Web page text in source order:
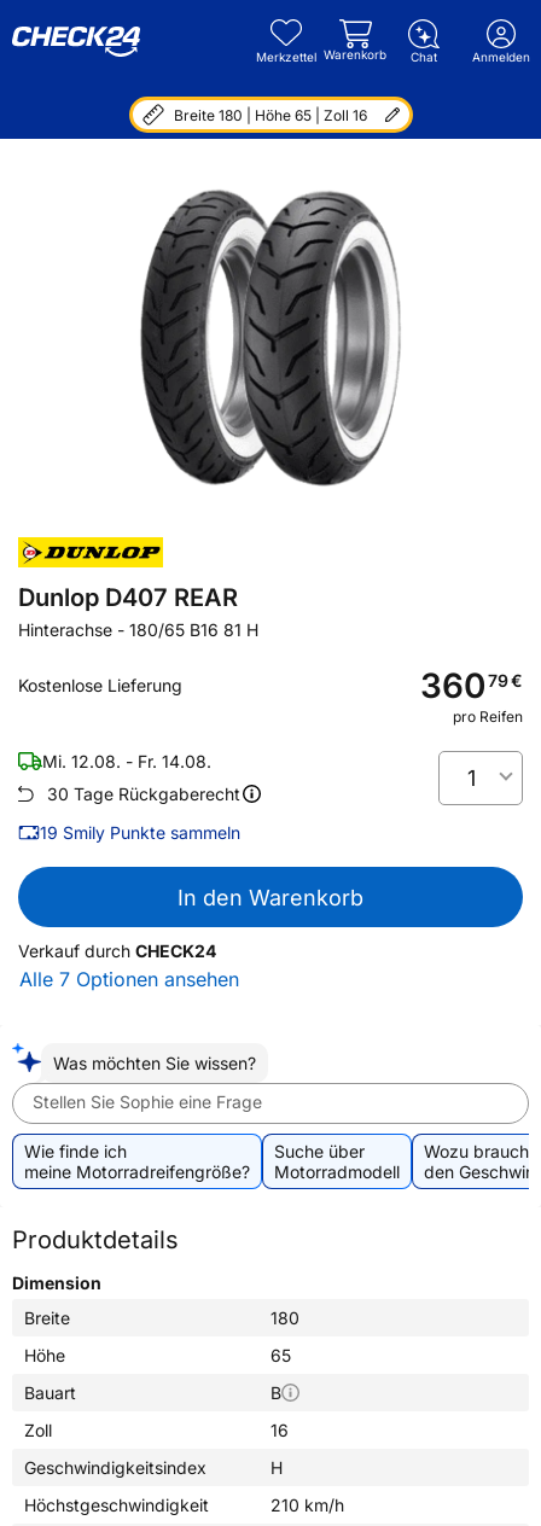
Merkzettel Warenkorb Chat Anmelden
Breite 180 | Höhe 65 | Zoll 16
Dunlop D407 REAR
Hinterachse - 180/65 B16 81 H
Kostenlose Lieferung 36079€
pro Reifen
Mi. 12.08. - Fr. 14.08.
30 Tage Rückgaberecht
19 Smily Punkte sammeln
1
In den Warenkorb
Verkauf durch CHECK24
Alle 7 Optionen ansehen
Was möchten Sie wissen?
Stellen Sie Sophie eine Frage
Wie finde ich
meine Motorradreifengröße?
Suche über
Motorradmodell
Wozu
den
Produktdetails
Dimension
Breite
180
Höhe
65
Bauart
B
Zoll
16
Geschwindigkeitsindex
H
Höchstgeschwindigkeit
210 km/h